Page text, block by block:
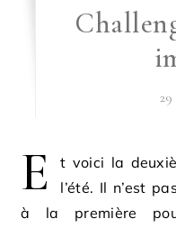
E
t voici la
l’été. Il n’est
à la première